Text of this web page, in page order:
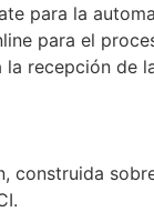
para la
para el
recepción de
construida